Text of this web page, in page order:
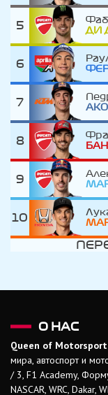
5
ДИ
6
7
8
9
10
О НАС
Queen of Motorsport
мира, автоспорт и
/ 3, F1 Academy,
NASCAR, WRC, Dakar,